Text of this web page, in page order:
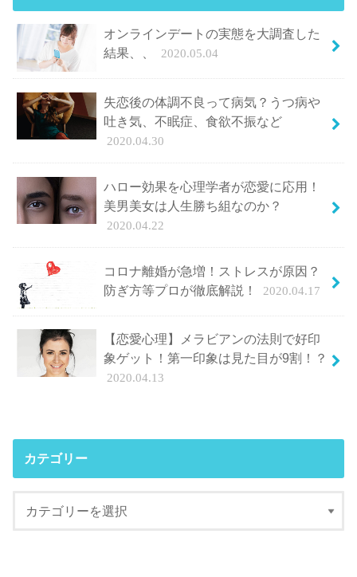
オンラインデートの実態を大調査した
結果、、
2020.05.04
失恋後の体調不良って病気？うつ病や
吐き気、不眠症、食欲不振など
2020.04.30
ハロー効果を心理学者が恋愛に応用！
美男美女は人生勝ち組なのか？
2020.04.22
コロナ離婚が急増！ストレスが原因？
防ぎ方等プロが徹底解説！
2020.04.17
【恋愛心理】メラビアンの法則で好印
象ゲット！第一印象は見た目が9割！？
2020.04.13
カテゴリー